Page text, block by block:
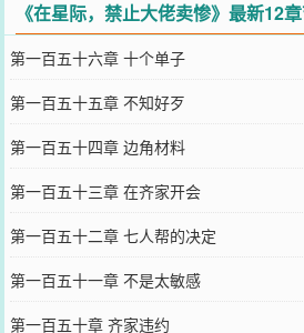
惨个毛啊？“老大，你太惨了，竟被各大世
收到姜意最高紧急消息的众手下露出担忧
意正把各大世家的强者打趴在地。众手下
此，星际第一条法则修改为：禁止大佬卖惨
您要是觉得《在星际，禁止大佬卖惨
群和微博微信里的朋友推荐哦！
《在星际，禁止大佬卖惨》最新12
第一百五十六章 十个单子
第一百五十五章 不知好歹
第一百五十四章 边角材料
第一百五十三章 在齐家开会
第一百五十二章 七人帮的决定
第一百五十一章 不是太敏感
第一百五十章 齐家违约